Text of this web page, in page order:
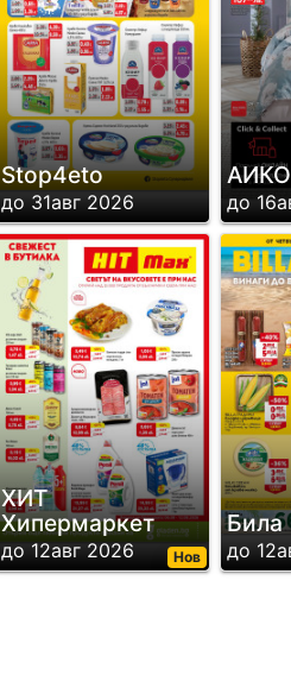
Stop4eto
до 31авг 2026
АИКО
до
Нов
ХИТ
Хипермаркет
до 12авг 2026
Била
до